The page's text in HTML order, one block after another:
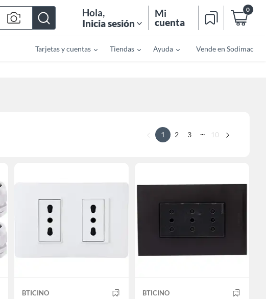
Hola,
Inicia sesión
Mi
cuenta
0
Tarjetas y cuentas Tiendas Ayuda Vende en Sodimac
1 2 3 ... 10
BTICINO BTICINO